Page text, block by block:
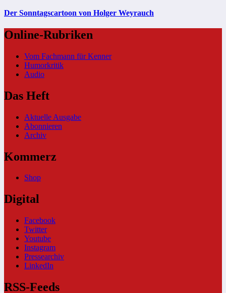
Der Sonntagscartoon von Holger Weyrauch
Online-Rubriken
Vom Fachmann für Kenner
Humorkritik
Audio
Das Heft
Aktuelle Ausgabe
Abonnieren
Archiv
Kommerz
Shop
Digital
Facebook
Twitter
Youtube
Instagram
Pressearchiv
LinkedIn
RSS-Feeds